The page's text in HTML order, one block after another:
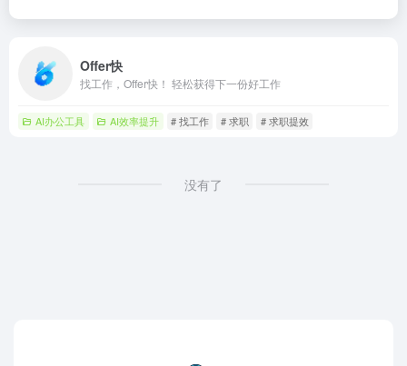
Offer快
找工作，Offer快！ 轻松获得下一份好工作
AI办公工具 AI效率提升 # 找工作 # 求职 # 求职提效
没有了